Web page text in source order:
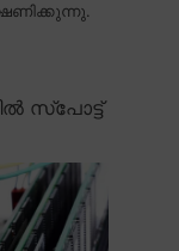
സ്പോട്ട്